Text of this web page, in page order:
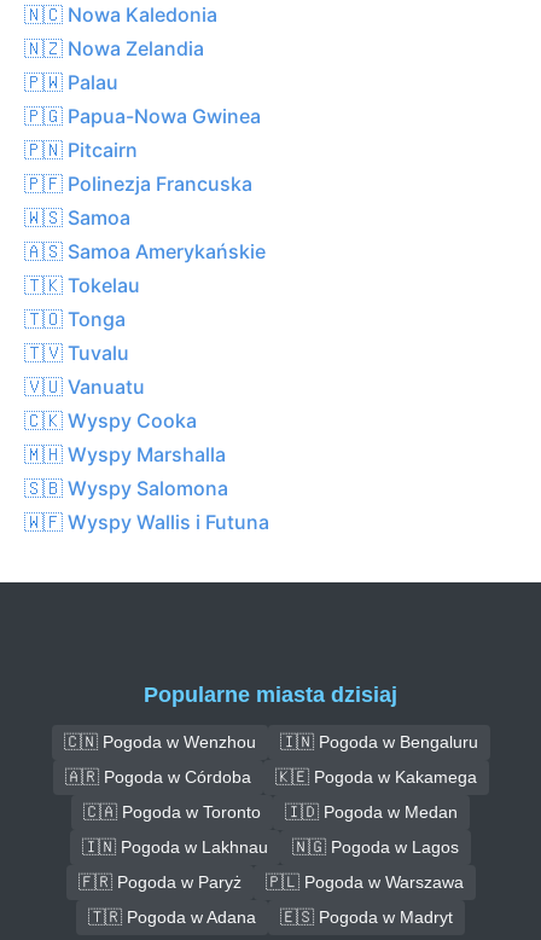
🇳🇨 Nowa Kaledonia
🇳🇿 Nowa Zelandia
🇵🇼 Palau
🇵🇬 Papua-Nowa Gwinea
🇵🇳 Pitcairn
🇵🇫 Polinezja Francuska
🇼🇸 Samoa
🇦🇸 Samoa Amerykańskie
🇹🇰 Tokelau
🇹🇴 Tonga
🇹🇻 Tuvalu
🇻🇺 Vanuatu
🇨🇰 Wyspy Cooka
🇲🇭 Wyspy Marshalla
🇸🇧 Wyspy Salomona
🇼🇫 Wyspy Wallis i Futuna
Popularne miasta dzisiaj
🇨🇳 Pogoda w Wenzhou
🇮🇳 Pogoda w Bengaluru
🇦🇷 Pogoda w Córdoba
🇰🇪 Pogoda w Kakamega
🇨🇦 Pogoda w Toronto
🇮🇩 Pogoda w Medan
🇮🇳 Pogoda w Lakhnau
🇳🇬 Pogoda w Lagos
🇫🇷 Pogoda w Paryż
🇵🇱 Pogoda w Warszawa
🇹🇷 Pogoda w Adana
🇪🇸 Pogoda w Madryt